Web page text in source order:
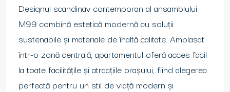
Designul scandinav contemporan al ansamblului
M99 combină estetică modernă cu soluții
sustenabile și materiale de înaltă calitate. Amplasat
într-o zonă centrală, apartamentul oferă acces facil
la toate facilitățile și atracțiile orașului, fiind alegerea
perfectă pentru un stil de viață modern și